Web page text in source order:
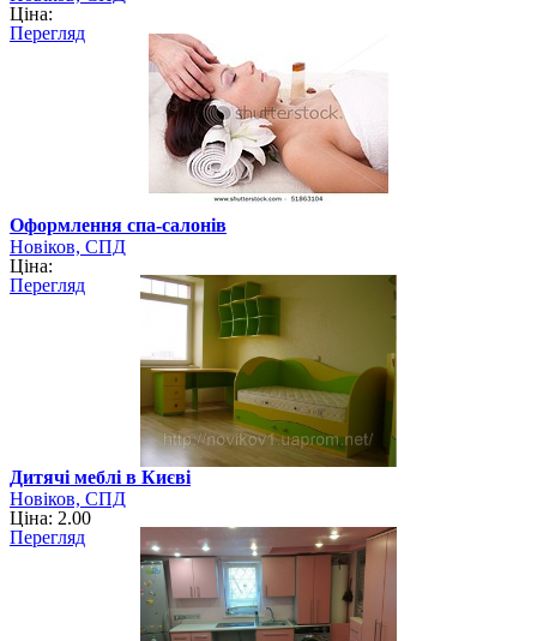
Ціна:
Перегляд
Оформлення спа-салонів
Новіков, СПД
Ціна:
Перегляд
Дитячі меблі в Києві
Новіков, СПД
Ціна: 2.00
Перегляд